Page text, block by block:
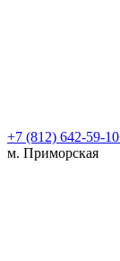
+7 (812) 642-59-10
м. Приморская